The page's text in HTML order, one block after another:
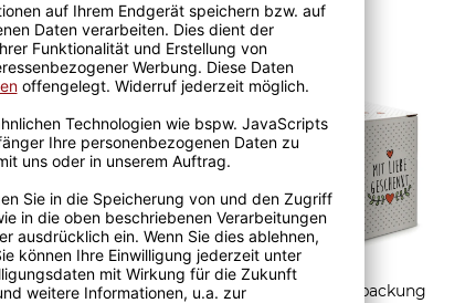
Passende Verpackungen
Geschenkverpackung 1
Geschenkverpackung